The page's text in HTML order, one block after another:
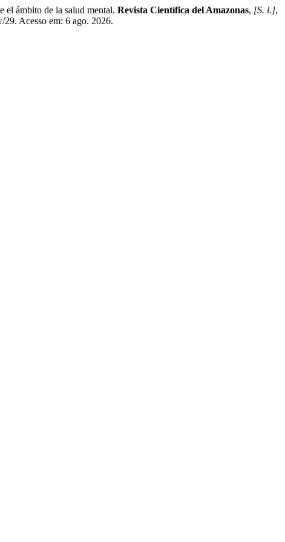
ámbito de la salud mental. Revista Científica del Amazonas, [S. l.],
Acesso em: 6 ago. 2026.